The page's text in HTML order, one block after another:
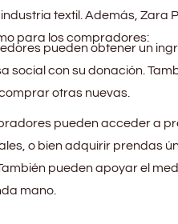
textil. Además, Zara
para los compradores:
pueden obtener un
social con su donación.
otras nuevas.
pueden acceder a
o bien adquirir prendas
pueden apoyar el
mano.